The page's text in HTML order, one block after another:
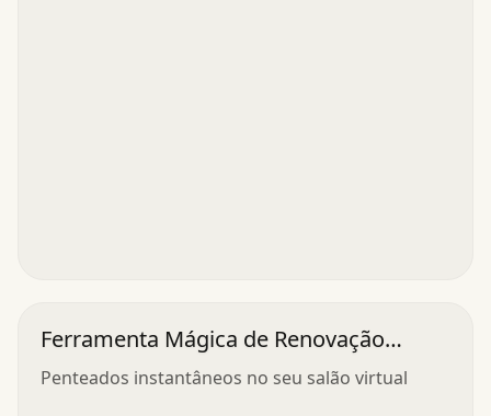
Ferramenta Mágica de Renovação
Capilar
Penteados instantâneos no seu salão virtual